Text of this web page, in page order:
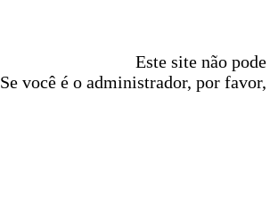
Este site não
Se você é o administrador, por